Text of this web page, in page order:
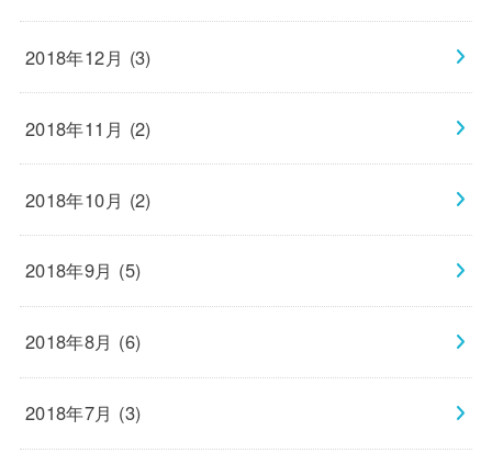
2018年12月 (3)
2018年11月 (2)
2018年10月 (2)
2018年9月 (5)
2018年8月 (6)
2018年7月 (3)